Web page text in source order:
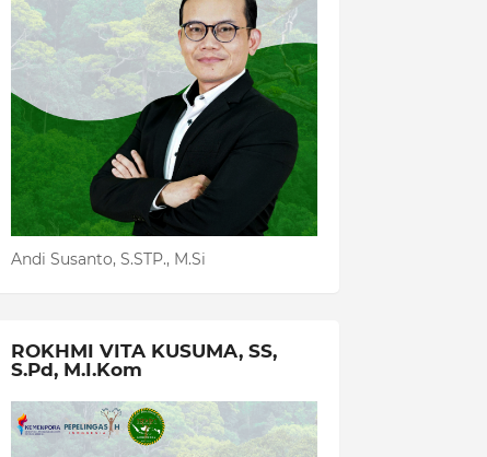
Andi Susanto, S.STP., M.Si
ROKHMI VITA KUSUMA, SS,
S.Pd, M.I.Kom